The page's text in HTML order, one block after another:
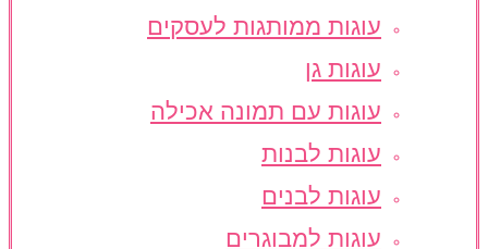
עוגות ממותגות לעסקים
עוגות גן
עוגות עם תמונה אכילה
עוגות לבנות
עוגות לבנים
עוגות למבוגרים